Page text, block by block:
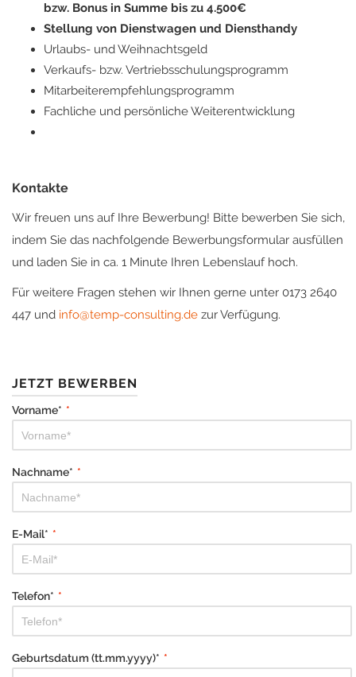
bzw. Bonus in Summe bis zu 4.500€
Stellung von Dienstwagen und Diensthandy
Urlaubs- und Weihnachtsgeld
Verkaufs- bzw. Vertriebsschulungsprogramm
Mitarbeiterempfehlungsprogramm
Fachliche und persönliche Weiterentwicklung
Kontakte
Wir freuen uns auf Ihre Bewerbung! Bitte bewerben Sie sich,
indem Sie das nachfolgende Bewerbungsformular ausfüllen
und laden Sie in ca. 1 Minute Ihren Lebenslauf hoch.
Für weitere Fragen stehen wir Ihnen gerne unter 0173 2640
447 und info@temp-consulting.de zur Verfügung.
JETZT BEWERBEN
Vorname* *
Nachname* *
E-Mail* *
Telefon* *
Geburtsdatum (tt.mm.yyyy)* *